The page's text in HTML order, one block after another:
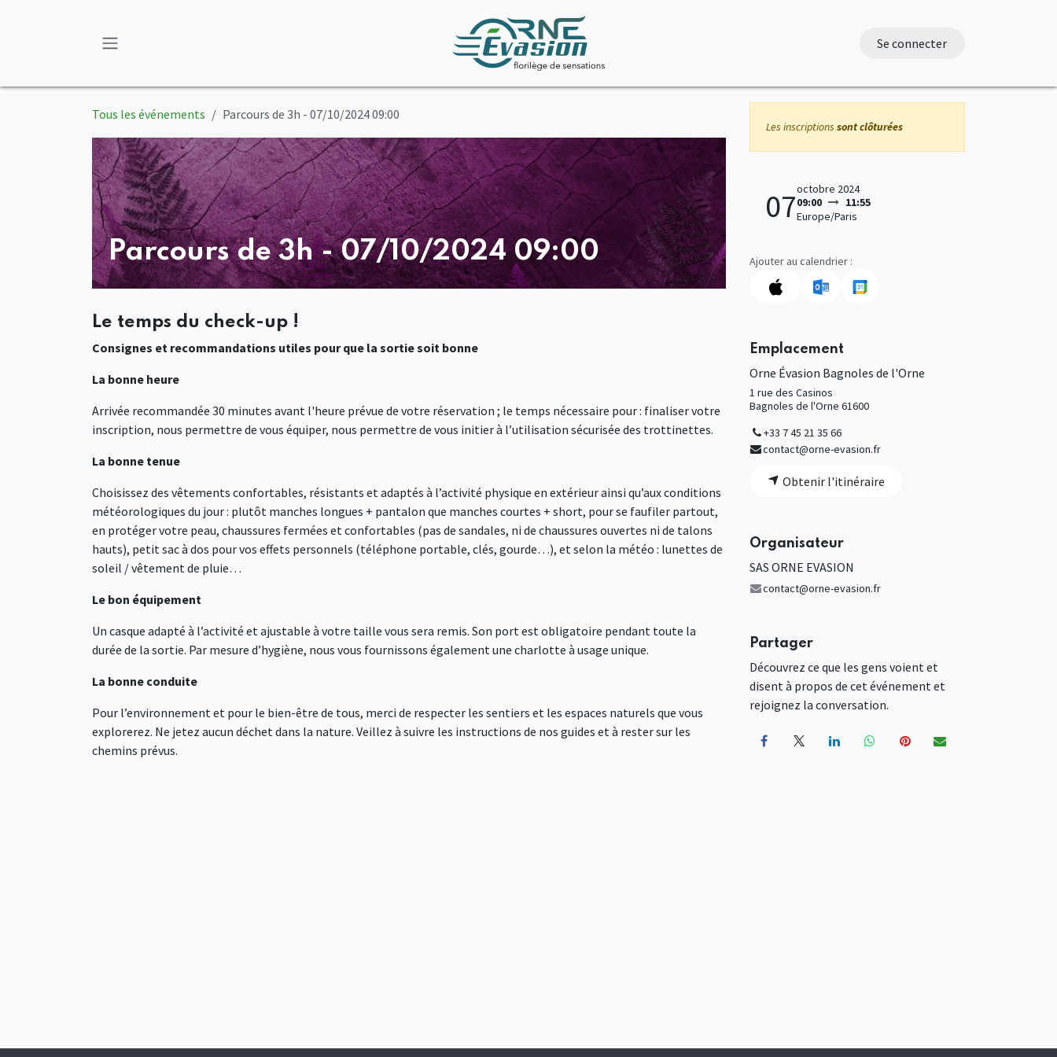
Se connecter
Tous les événements Parcours de 3h - 07/10/2024 09:00
Parcours de 3h - 07/10/2024 09:00
Le temps du check-up !
Consignes et recommandations utiles pour que la sortie soit bonne
La bonne heure
Arrivée recommandée 30 minutes avant l'heure prévue de votre réservation ; le temps nécessaire pour : finaliser votre
inscription, nous permettre de vous équiper, nous permettre de vous initier à l’utilisation sécurisée des trottinettes.
La bonne tenue
Choisissez des vêtements confortables, résistants et adaptés à l’activité physique en extérieur ainsi qu’aux conditions
météorologiques du jour : plutôt manches longues + pantalon que manches courtes + short, pour se faufiler partout,
en protéger votre peau, chaussures fermées et confortables (pas de sandales, ni de chaussures ouvertes ni de talons
hauts), petit sac à dos pour vos effets personnels (téléphone portable, clés, gourde…), et selon la météo : lunettes de
soleil / vêtement de pluie…
Le bon équipement
Un casque adapté à l’activité et ajustable à votre taille vous sera remis. Son port est obligatoire pendant toute la
durée de la sortie. Par mesure d’hygiène, nous vous fournissons également une charlotte à usage unique.
La bonne conduite
Pour l’environnement et pour le bien-être de tous, merci de respecter les sentiers et les espaces naturels que vous
explorerez. Ne jetez aucun déchet dans la nature. Veillez à suivre les instructions de nos guides et à rester sur les
chemins prévus.
Les inscriptions sont clôturées
07octobre 2024
09:00
11:55
Europe/Paris
Ajouter au calendrier :
Emplacement
Orne Évasion Bagnoles de l'Orne
1 rue des Casinos
Bagnoles de l'Orne 61600
+33 7 45 21 35 66
contact@orne-evasion.fr
Obtenir l'itinéraire
Organisateur
SAS ORNE EVASION
contact@orne-evasion.fr
Partager
Découvrez ce que les gens voient et
disent à propos de cet événement et
rejoignez la conversation.